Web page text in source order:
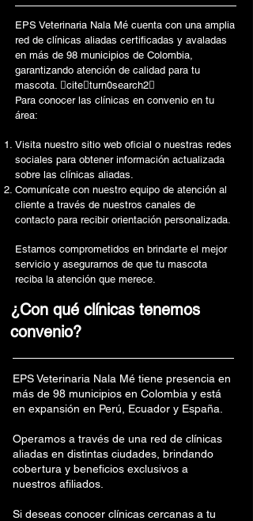
EPS Veterinaria Nala Mé cuenta con una amplia
red de clínicas aliadas certificadas y avaladas
en más de 98 municipios de Colombia,
garantizando atención de calidad para tu
mascota. citeturn0search2
Para conocer las clínicas en convenio en tu
área:
Visita nuestro sitio web oficial o nuestras redes
sociales para obtener información actualizada
sobre las clínicas aliadas.
Comunícate con nuestro equipo de atención al
cliente a través de nuestros canales de
contacto para recibir orientación personalizada.
Estamos comprometidos en brindarte el mejor
servicio y asegurarnos de que tu mascota
reciba la atención que merece.
¿Con qué clínicas tenemos
convenio?
EPS Veterinaria Nala Mé tiene presencia en
más de 98 municipios en Colombia y está
en expansión en Perú, Ecuador y España.
Operamos a través de una red de clínicas
aliadas en distintas ciudades, brindando
cobertura y beneficios exclusivos a
nuestros afiliados.
Si deseas conocer clínicas cercanas a tu